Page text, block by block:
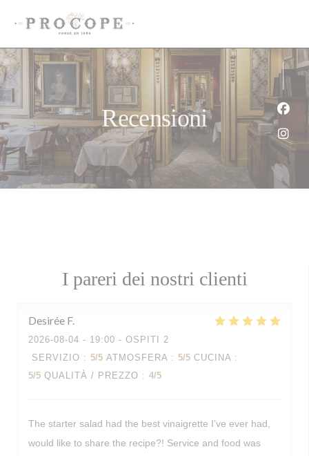
Recensioni
I pareri dei nostri clienti
Desirée F
2026-08-04 - 19:00 - OSPITI 2
SERVIZIO : 5/5 ATMOSFERA : 5/5 CUCINA :
5/5 QUALITÀ / PREZZO : 4/5
The starter salad had the best vinaigrette I’ve ever had,
would like to share the recipe?! Service and food was